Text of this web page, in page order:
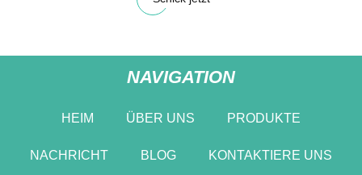
NAVIGATION
HEIM ÜBER UNS PRODUKTE
NACHRICHT BLOG KONTAKTIERE UNS